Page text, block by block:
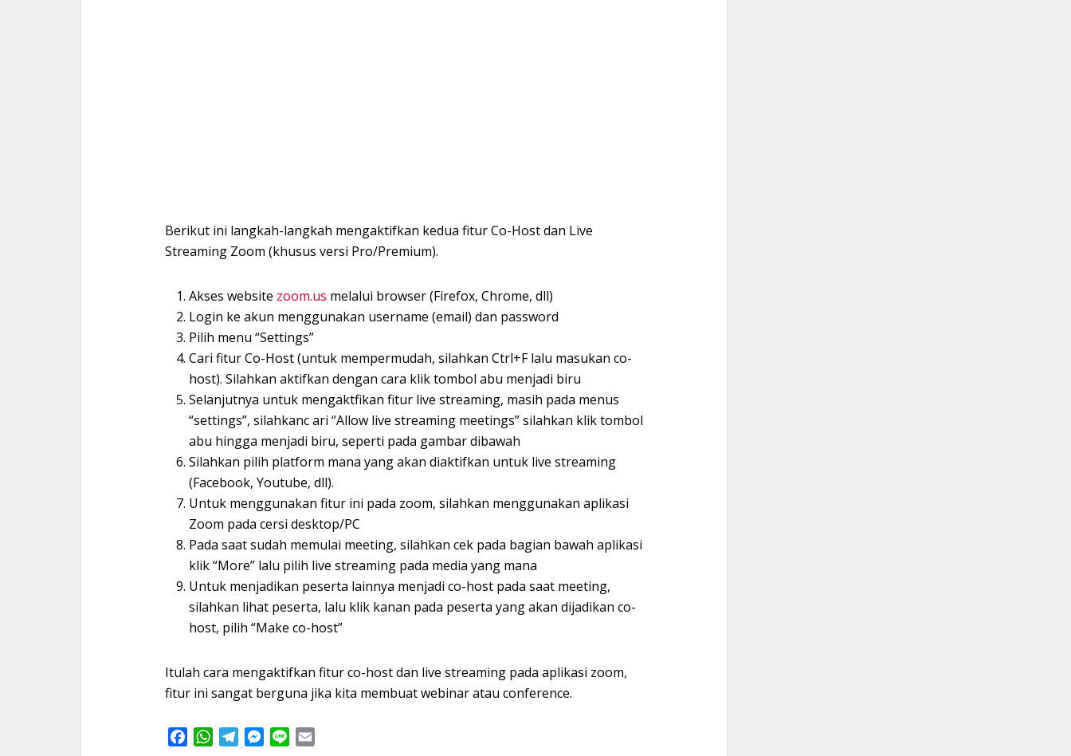
Berikut ini langkah-langkah mengaktifkan kedua fitur Co-Host dan Live
Streaming Zoom (khusus versi Pro/Premium).
Akses website zoom.us melalui browser (Firefox, Chrome, dll)
Login ke akun menggunakan username (email) dan password
Pilih menu “Settings”
Cari fitur Co-Host (untuk mempermudah, silahkan Ctrl+F lalu masukan co-
host). Silahkan aktifkan dengan cara klik tombol abu menjadi biru
Selanjutnya untuk mengaktfikan fitur live streaming, masih pada menus
“settings”, silahkanc ari “Allow live streaming meetings” silahkan klik tombol
abu hingga menjadi biru, seperti pada gambar dibawah
Silahkan pilih platform mana yang akan diaktifkan untuk live streaming
(Facebook, Youtube, dll).
Untuk menggunakan fitur ini pada zoom, silahkan menggunakan aplikasi
Zoom pada cersi desktop/PC
Pada saat sudah memulai meeting, silahkan cek pada bagian bawah aplikasi
klik “More” lalu pilih live streaming pada media yang mana
Untuk menjadikan peserta lainnya menjadi co-host pada saat meeting,
silahkan lihat peserta, lalu klik kanan pada peserta yang akan dijadikan co-
host, pilih “Make co-host”
Itulah cara mengaktifkan fitur co-host dan live streaming pada aplikasi zoom,
fitur ini sangat berguna jika kita membuat webinar atau conference.
FacebookWhatsApp
TelegramMessenger
Line